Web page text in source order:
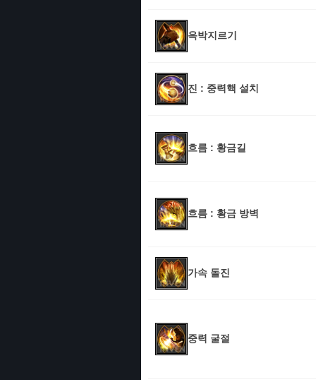
윽박지르기
진 : 중력핵 설치
흐름 : 황금길
흐름 : 황금 방벽
가속 돌진
중력 굴절